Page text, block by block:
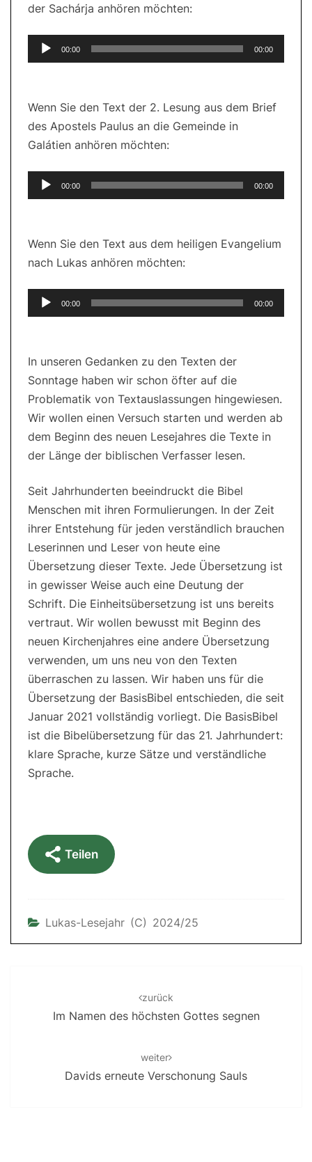
der Sachárja anhören möchten:
Audio-
Player
00:00 00:00
Wenn Sie den Text der 2. Lesung aus dem Brief
des Apostels Paulus an die Gemeinde in
Galátien anhören möchten:
Audio-
Player
00:00 00:00
Wenn Sie den Text aus dem heiligen Evangelium
nach Lukas anhören möchten:
Audio-
Player
00:00 00:00
In unseren Gedanken zu den Texten der
Sonntage haben wir schon öfter auf die
Problematik von Textauslassungen hingewiesen.
Wir wollen einen Versuch starten und werden ab
dem Beginn des neuen Lesejahres die Texte in
der Länge der biblischen Verfasser lesen.
Seit Jahrhunderten beeindruckt die Bibel
Menschen mit ihren Formulierungen. In der Zeit
ihrer Entstehung für jeden verständlich brauchen
Leserinnen und Leser von heute eine
Übersetzung dieser Texte. Jede Übersetzung ist
in gewisser Weise auch eine Deutung der
Schrift. Die Einheitsübersetzung ist uns bereits
vertraut. Wir wollen bewusst mit Beginn des
neuen Kirchenjahres eine andere Übersetzung
verwenden, um uns neu von den Texten
überraschen zu lassen. Wir haben uns für die
Übersetzung der BasisBibel entschieden, die seit
Januar 2021 vollständig vorliegt. Die BasisBibel
ist die Bibelübersetzung für das 21. Jahrhundert:
klare Sprache, kurze Sätze und verständliche
Sprache.
Teilen
Lukas-Lesejahr (C) 2024/25
zurück
Im Namen des höchsten Gottes segnen
weiter
Davids erneute Verschonung Sauls